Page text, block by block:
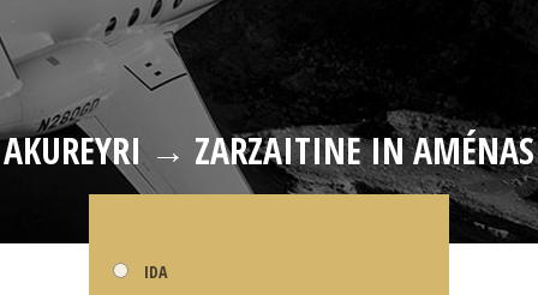
AKUREYRI → ZARZAITINE IN AMÉNAS
IDA